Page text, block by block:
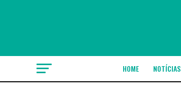
HOME NOTÍCIAS